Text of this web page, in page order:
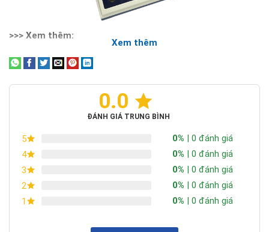
>>> Xem thêm:
Cân điện tử 15kg
- Vỏ cân được làm bằng nhựa ABS cao cấp, thiết kế chắc
- Màn hình hiển thị LED, độ phân giải cao, số sáng, giúp người
Xem thêm
0.0
ĐÁNH GIÁ TRUNG BÌNH
5 0% | 0 đánh giá
4
0% | 0 đánh giá
3
0% | 0 đánh giá
2
0% | 0 đánh giá
1
0% | 0 đánh giá